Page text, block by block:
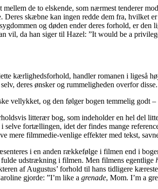
de to elskende, som nærmest tenderer
Deres skæbne kan ingen redde dem fra, hvilket
og døden ender deres forhold, er
vil, da han siger til Hazel: ”It would be a
kærlighedsforhold, handler romanen i
deres ønsker og rummeligheden overfor
vellykket, og den følger bogen temmelig godt
litterær bog, som indeholder en hel del
selve fortællingen, idet der findes mange
mere filmmedie-venlige effekter med tekst,
i en anden rækkefølge i filmen end i
udstrækning i filmen. Men filmens egentlige
af Augustus’ forhold til hans tidligere
gjorde: ”I’m like a grenade, Mom. I’m a